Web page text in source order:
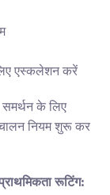
एस्कलेशन करें
समर्थन के लिए
नियम शुरू कर
रूटिंग: